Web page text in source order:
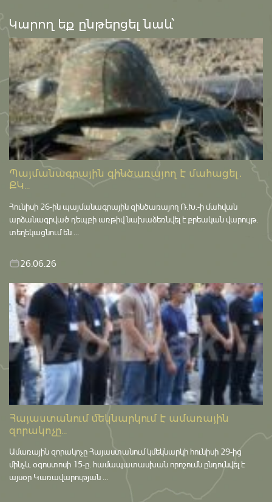
Կարող եք ընթերցել նաև՝
Պայմանագրային զինծառայող է մահացել․
ՔԿ...
Հունիսի 26-ին պայմանագրային զինծառայող Ռ.Խ.-ի մահվան
արձանագրված դեպքի առթիվ նախաձեռնվել է քրեական վարույթ․
տեղեկացնում են ...
26.06.26
Հայաստանում մեկնարկում է ամառային
զորակոչը...
Ամառային զորակոչը Հայաստանում կմեկնարկի հունիսի 29-ից
մինչև օգոստոսի 15-ը․ համապատասխան որոշումն ընդունվել է
այսօր Կառավարության ...